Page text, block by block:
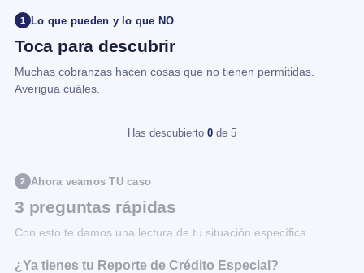
1 Lo que pueden y lo que NO
Toca para descubrir
Muchas cobranzas hacen cosas que no tienen permitidas.
Averigua cuáles.
Has descubierto 0 de 5
2 Ahora veamos TU caso
3 preguntas rápidas
Con esto te damos una lectura de tu situación específica.
¿Ya tienes tu Reporte de Crédito Especial?